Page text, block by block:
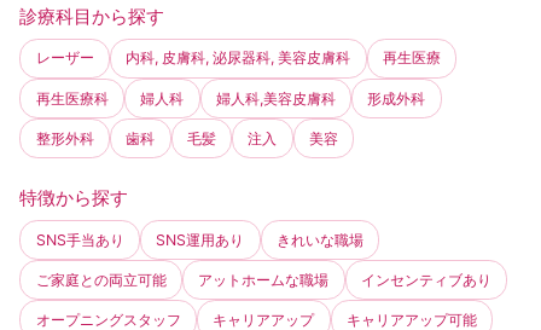
診療科目から探す
レーザー 内科, 皮膚科, 泌尿器科, 美容皮膚科 再生医療
再生医療科 婦人科 婦人科,美容皮膚科 形成外科
整形外科 歯科 毛髪 注入 美容
特徴から探す
SNS手当あり SNS運用あり きれいな職場
ご家庭との両立可能 アットホームな職場 インセンティブあり
オープニングスタッフ キャリアアップ キャリアアップ可能